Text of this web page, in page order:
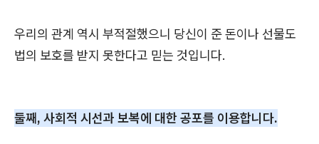
우리의 관계 역시 부적절했으니 당신이 준 돈이나 선물도
법의 보호를 받지 못한다고 믿는 것입니다.
둘째, 사회적 시선과 보복에 대한 공포를 이용합니다.